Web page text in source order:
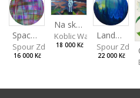
Spaces III
Spour Zdeněk
16 000 Kč
Na skalách
Koblic Walterová
18 000 Kč
Landscape II
Spour
22 000 Kč